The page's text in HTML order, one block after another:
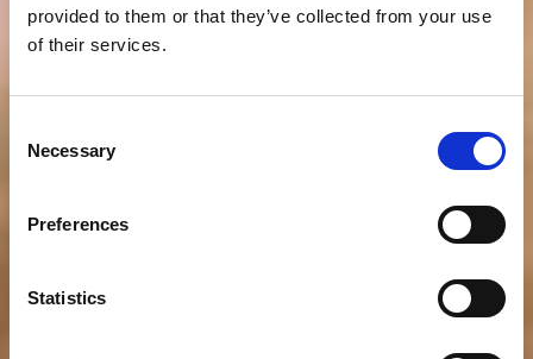
provided to them or that they’ve collected from your use
of their services.
Selection
Necessary
Preferences
Statistics